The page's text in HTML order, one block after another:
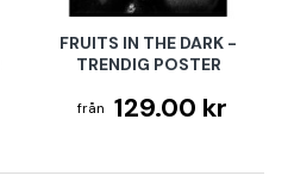
FRUITS IN THE DARK -
TRENDIG POSTER
129.00 kr